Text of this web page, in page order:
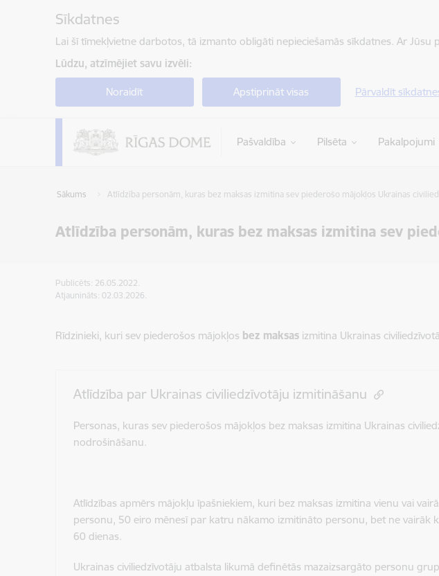
Sīkdatnes
Lai šī tīmekļvietne darbotos, tā izmanto obligāti nepieciešamās sīkdatnes. Ar
Lūdzu, atzīmējiet savu izvēli:
Noraidīt Apstiprināt visas Pārvaldīt
Pašvaldība Pilsēta Pakalpojumi
Sākums Atlīdzība personām, kuras bez maksas izmitina sev piederošo mājokļos Ukrainas
Atlīdzība personām, kuras bez maksas izmitina sev
Publicēts: 26.05.2022.
Atjaunināts: 02.03.2026.
Rīdzinieki, kuri sev piederošos mājokļos bez maksasizmitina Ukrainas
Atlīdzība par Ukrainas civiliedzīvotāju izmitināšanu
Personas, kuras sev piederošos mājokļos bez maksas izmitina Ukrainas
nodrošināšanu.
Atlīdzības apmērs mājokļu īpašniekiem, kuri bez maksas izmitina vienu vai
personu, 50 eiro mēnesī par katru nākamo izmitināto personu, bet ne vairāk
60 dienas.
Ukrainas civiliedzīvotāju atbalsta likumā definētās mazaizsargāto personu